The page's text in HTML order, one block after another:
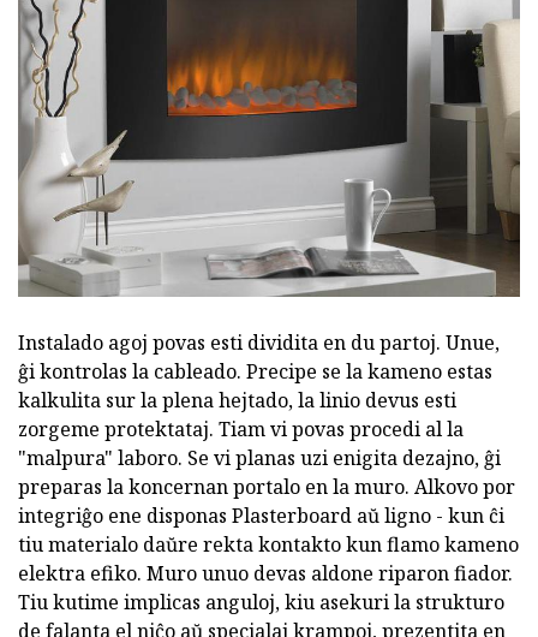
Instalado agoj povas esti dividita en du partoj. Unue,
ĝi kontrolas la cableado. Precipe se la kameno estas
kalkulita sur la plena hejtado, la linio devus esti
zorgeme protektataj. Tiam vi povas procedi al la
"malpura" laboro. Se vi planas uzi enigita dezajno, ĝi
preparas la koncernan portalo en la muro. Alkovo por
integriĝo ene disponas Plasterboard aŭ ligno - kun ĉi
tiu materialo daŭre rekta kontakto kun flamo kameno
elektra efiko. Muro unuo devas aldone riparon fiador.
Tiu kutime implicas anguloj, kiu asekuri la strukturo
de falanta el niĉo aŭ specialaj krampoj, prezentita en